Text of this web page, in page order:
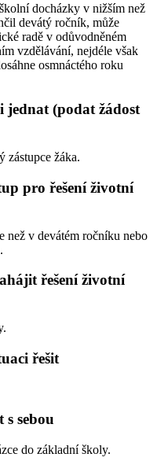
docházky v nižším než
devátý ročník, může
radě v odůvodněném
vzdělávání, nejdéle však
osmnáctého roku
jednat (podat žádost
zástupce žáka.
pro řešení životní
než v devátém ročníku nebo
řešení životní
řešit
sebou
do základní školy.